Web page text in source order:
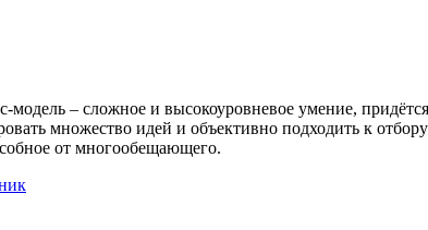
модель – сложное и высокоуровневое умение,
множество идей и объективно подходить к
от многообещающего.